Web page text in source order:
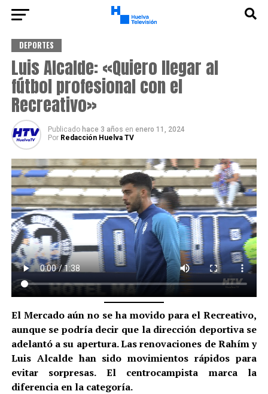
DEPORTES
Luis Alcalde: «Quiero llegar al
fútbol profesional con el
Recreativo»
Publicado hace 3 años en enero 11, 2024
Por Redacción Huelva TV
El Mercado aún no se ha movido para el Recreativo,
aunque se podría decir que la dirección deportiva se
adelantó a su apertura. Las renovaciones de Rahím y
Luis Alcalde han sido movimientos rápidos para
evitar sorpresas. El centrocampista marca la
diferencia en la categoría.